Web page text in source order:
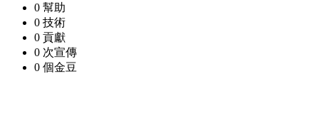
0 幫助
0 技術
0 貢獻
0 次宣傳
0 個金豆